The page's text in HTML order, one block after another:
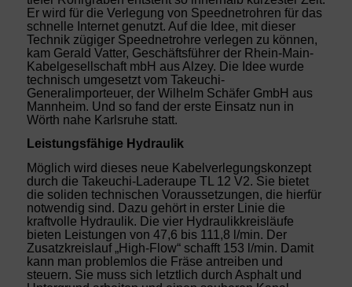
Er wird für die Verlegung von Speednetrohren für das
schnelle Internet genutzt. Auf die Idee, mit dieser
Technik zügiger Speednetrohre verlegen zu können,
kam Gerald Vatter, Geschäftsführer der Rhein-Main-
Kabelgesellschaft mbH aus Alzey. Die Idee wurde
technisch umgesetzt vom Takeuchi-
Generalimporteuer, der Wilhelm Schäfer GmbH aus
Mannheim. Und so fand der erste Einsatz nun in
Wörth nahe Karlsruhe statt.
Leistungsfähige Hydraulik
Möglich wird dieses neue Kabelverlegungskonzept
durch die Takeuchi-Laderaupe TL 12 V2. Sie bietet
die soliden technischen Voraussetzungen, die hierfür
notwendig sind. Dazu gehört in erster Linie die
kraftvolle Hydraulik. Die vier Hydraulikkreisläufe
bieten Leistungen von 47,6 bis 111,8 l/min. Der
Zusatzkreislauf „High-Flow“ schafft 153 l/min. Damit
kann man problemlos die Fräse antreiben und
steuern. Sie muss sich letztlich durch Asphalt und